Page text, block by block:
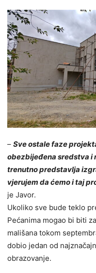
– Sve ostale faze
obezbijeđena sredstva i
trenutno predstavlja
vjerujem da ćemo i taj
je Javor.
Ukoliko sve bude teklo
Pećanima mogao bi biti
mališana tokom
dobio jedan od
obrazovanje.